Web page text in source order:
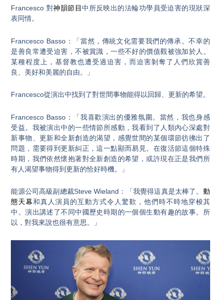
Francesco 對神韻節目中所反映出的法輪功學員受迫害的現狀深
表同情。
Francesco Basso：「當然，傳統文化需要我們的傳承。不幸的
是善良常遭受迫害，不被賞識，一些不好的價值觀被強加於人。
某種程度上，基督教也遭受過迫害，而迫害剝奪了人們欣賞善
良、美好和美麗的自由。」
Francesco從演出中找到了對世間事物能得以回歸、更新的希望。
Francesco Basso：「我喜歡演出的優雅氛圍。當然，我也身感
受益。我被演出中的一些情節所感動，我看到了人類內心深處對
新事物、更新和全新創造的渴望，感覺世間的某個環節彷彿出了
問題，需要得到更新糾正，這一點顯而易見。在復活節這個特殊
時期，我們依然懷抱著對全新創造的希望，或許現在正是我們所
有人渴望事物得到更新的恰好時機。」
能源公司高級副總裁Steve Wieland：「我覺得這真是太棒了。 動
態天幕和真人演員的互動方式令人驚歎，他們時不時地穿梭其
中。演出講述了不同中國歷史時期的一個個生動有趣的故事。所
以，對我來說也很有意思。」